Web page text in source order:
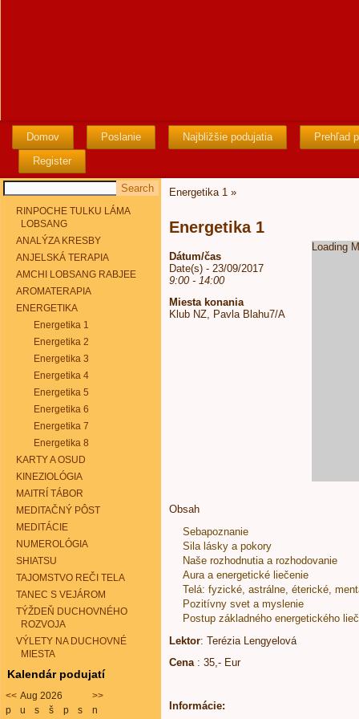
Domov Poslanie Najbližšie podujatia
Prehľad
Register
RINPOCHE TULKU LÁMA
LOBSANG
ANALÝZA KRESBY
ANJELSKÁ TERAPIA
AMCHI LOBSANG RABJEE
AROMATERAPIA
ENERGETIKA
Energetika 1
Energetika 2
Energetika 3
Energetika 4
Energetika 5
Energetika 6
Energetika 7
Energetika 8
KARTY A OSUD
KINEZIOLÓGIA
MAITRÍ TÁBOR
MEDITAČNÝ PÔST
MEDITÁCIE
NUMEROLÓGIA
SHIATSU
TAJOMSTVO REČI TELA
TANEC S VEJÁROM
TÝŽDEŇ DUCHOVNÉHO
ROZVOJA
VÝLETY NA DUCHOVNÉ
MIESTA
Kalendár podujatí
<< Aug 2026
>>
p
u s š p s n
Energetika 1 »
Energetika 1
Loading
Dátum/čas
Date(s) - 23/09/2017
9:00 - 14:00
Miesta konania
Klub NZ, Pavla Blahu7/A
Obsah
Sebapoznanie
Sila lásky a pokory
Naše rozhodnutia a rozhodovanie
Aura a energetické liečenie
Telá: fyzické, astrálne, éterické,
Pozitívny svet a myslenie
Postup základného energetického
Lektor: Terézia Lengyelová
Cena: 35,- Eur
Informácie: